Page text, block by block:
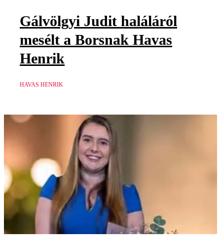
Gálvölgyi Judit haláláról
mesélt a Borsnak Havas
Henrik
HAVAS HENRIK